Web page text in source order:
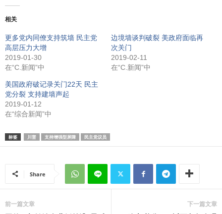
相关
更多党内同僚支持筑墙 民主党
高层压力大增
2019-01-30
在“C.新闻”中
边境墙谈判破裂 美政府面临再
次关门
2019-02-11
在“C.新闻”中
美国政府破记录关门22天 民主
党分裂 支持建墙声起
2019-01-12
在“综合新闻”中
标签 川普 支持增强型屏障 民主党议员
Share
前一篇文章 下一篇文章